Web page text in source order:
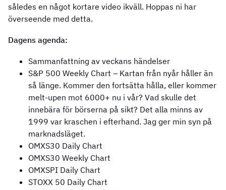
således en något kortare video ikväll. Hoppas ni har
överseende med detta.
Dagens agenda:
Sammanfattning av veckans händelser
S&P 500 Weekly Chart – Kartan från nyår håller än
så länge. Kommer den fortsätta hålla, eller kommer
melt-upen mot 6000+ nu i vår? Vad skulle det
innebära för börserna på sikt? Det alla minns av
1999 var kraschen i efterhand. Jag ger min syn på
marknadsläget.
OMXS30 Daily Chart
OMXS30 Weekly Chart
OMXSPI Daily Chart
STOXX 50 Daily Chart